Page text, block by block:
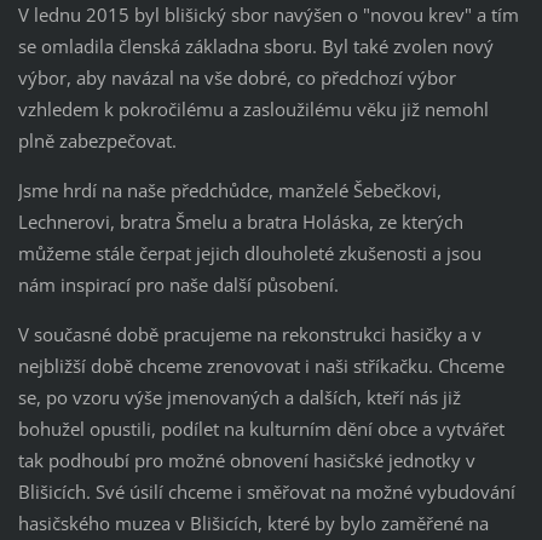
V lednu 2015 byl blišický sbor navýšen o "novou krev" a tím
se omladila členská základna sboru. Byl také zvolen nový
výbor, aby navázal na vše dobré, co předchozí výbor
vzhledem k pokročilému a zasloužilému věku již nemohl
plně zabezpečovat.
Jsme hrdí na naše předchůdce, manželé Šebečkovi,
Lechnerovi, bratra Šmelu a bratra Holáska, ze kterých
můžeme stále čerpat jejich dlouholeté zkušenosti a jsou
nám inspirací pro naše další působení.
V současné době pracujeme na rekonstrukci hasičky a v
nejbližší době chceme zrenovovat i naši stříkačku. Chceme
se, po vzoru výše jmenovaných a dalších, kteří nás již
bohužel opustili, podílet na kulturním dění obce a vytvářet
tak podhoubí pro možné obnovení hasičské jednotky v
Blišicích. Své úsilí chceme i směřovat na možné vybudování
hasičského muzea v Blišicích, které by bylo zaměřené na